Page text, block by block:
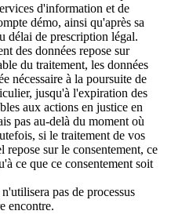
d'information et de
démo, ainsi qu'après sa
délai de prescription légal.
des données repose sur
du traitement, les données
nécessaire à la poursuite de
jusqu'à l'expiration des
aux actions en justice en
pas au-delà du moment où
si le traitement de vos
repose sur le consentement, ce
ce que ce consentement soit
pas de processus
encontre.